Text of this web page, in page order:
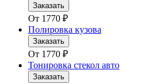
Заказать
От 1770 ₽
Полировка кузова
Заказать
От 1770 ₽
Тонировка стекол авто
Заказать